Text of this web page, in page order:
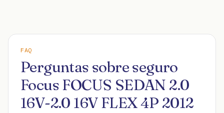
FAQ
Perguntas sobre seguro
Focus FOCUS SEDAN 2.0
16V-2.0 16V FLEX 4P 2012